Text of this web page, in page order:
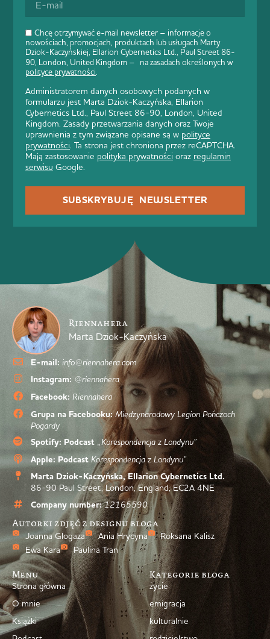
Chcę otrzymywać e-mail newsletter – informacje o
nowościach, promocjach, produktach lub usługach Marty
Dziok-Kaczyńskiej, Ellarion Cybernetics Ltd., Paul Street 86-
90, London, United Kingdom – na zasadach określonych w
polityce prywatności.
Administratorem danych osobowych podanych w
formularzu jest Marta Dziok-Kaczyńska, Ellarion
Cybernetics Ltd., Paul Street 86-90, London, United
Kingdom. Zasady przetwarzania danych oraz Twoje
uprawnienia z tym związane opisane są w polityce
prywatności. Ta strona jest chroniona przez reCAPTCHA.
Mają zastosowanie polityka prywatności oraz regulamin
serwisu Google.
SUBSKRYBUJĘ NEWSLETTER
Riennahera
Marta Dziok-Kaczyńska
E-mail: info@riennahera.com
Instagram: @riennahera
Facebook: Riennahera
Grupa na Facebooku: Międzynarodowy Legion Pończoch
Pogardy
Spotify: Podcast „Korespondencja z Londynu”
Apple: Podcast Korespondencja z Londynu”
Marta Dziok-Kaczyńska, Ellarion Cybernetics Ltd.
86-90 Paul Street, London, England, EC2A 4NE
Company number: 12165590
Autorki zdjęć z designu bloga
Joanna Glogaza Ania Hrycyna
Roksana Kalisz
Ewa Kara
Paulina Tran
Menu
Strona główna
O mnie
Książki
Kategorie bloga
życie
emigracja
kulturalnie